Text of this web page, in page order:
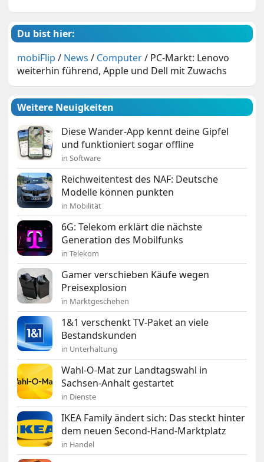
Du bist hier:
mobiFlip / News / Computer/ PC-Markt: Lenovo
weiterhin führend, Apple und Dell mit Zuwachs
Weitere Neuigkeiten
Diese Wander-App kennt deine Gipfel
und funktioniert sogar offline
in Software
Reichweitentest des NAF: Deutsche
Modelle können punkten
in Mobilität
6G: Telekom erklärt die nächste
Generation des Mobilfunks
in Telekom
Gamer verschieben Käufe wegen
Preisexplosion
in Marktgeschehen
1&1 verschenkt TV-Paket an viele
Bestandskunden
in Unterhaltung
Wahl-O-Mat zur Landtagswahl in
Sachsen-Anhalt gestartet
in Dienste
IKEA Family ändert sich: Das steckt hinter
dem neuen Second-Hand-Marktplatz
in Handel